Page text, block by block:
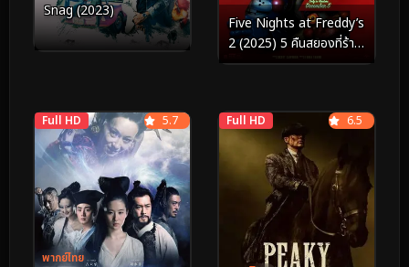
Snag (2023)
Five Nights at Freddy’s
2 (2025) 5 คืนสยองที่ร้าน
เฟรดดี้ 2
Full HD
พากย์ไทย
5.7 Full HD 6.5